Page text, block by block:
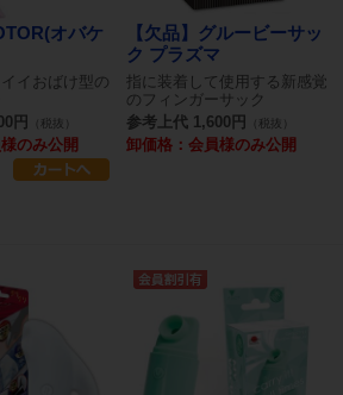
オバケ
イおばけ型の
円
（税抜）
のみ公開
【欠品】グルービーサッ
ク プラズマ
指に装着して使用する新感覚
のフィンガーサック
参考上代 1,600円
（税抜）
卸価格：会員様のみ公開